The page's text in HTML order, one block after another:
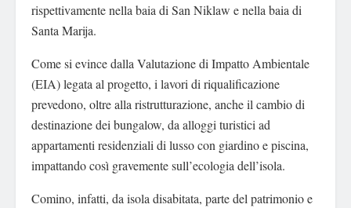
rispettivamente nella baia di San Niklaw e nella baia di
Santa Marija.
Come si evince dalla Valutazione di Impatto Ambientale
(EIA) legata al progetto, i lavori di riqualificazione
prevedono, oltre alla ristrutturazione, anche il cambio di
destinazione dei bungalow, da alloggi turistici ad
appartamenti residenziali di lusso con giardino e piscina,
impattando così gravemente sull’ecologia dell’isola.
Comino, infatti, da isola disabitata, parte del patrimonio e